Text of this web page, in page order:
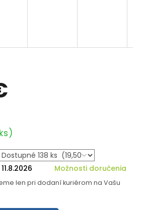
11.8.2026 Možnosti doručenia
len pri dodaní kuriérom na Vašu